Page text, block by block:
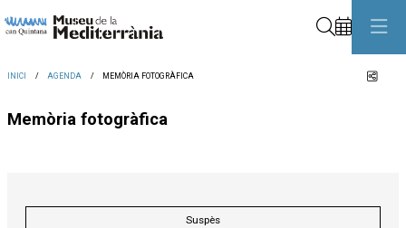
INICI AGENDA MEMÒRIA FOTOGRÀFICA
Memòria fotogràfica
Suspès